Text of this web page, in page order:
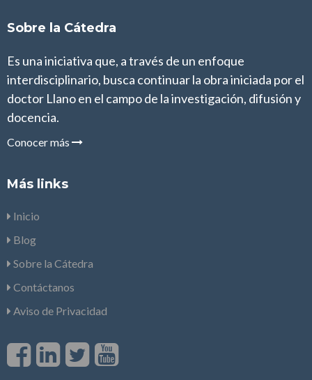
Sobre la Cátedra
Es una iniciativa que, a través de un enfoque
interdisciplinario, busca continuar la obra iniciada por el
doctor Llano en el campo de la investigación, difusión y
docencia.
Conocer más
Más links
Inicio
Blog
Sobre la Cátedra
Contáctanos
Aviso de Privacidad